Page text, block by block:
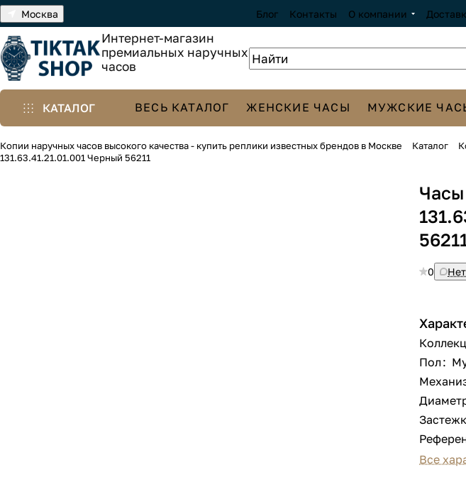
Москва Блог Контакты О компании
Интернет-магазин
премиальных наручных
часов
КАТАЛОГ ВЕСЬ КАТАЛОГ ЖЕНСКИЕ ЧАСЫ МУЖСКИЕ
Копии наручных часов высокого качества - купить реплики известных брендов в Москве Каталог
131.63.41.21.01.001 Черный 56211
0
Пол :
Все